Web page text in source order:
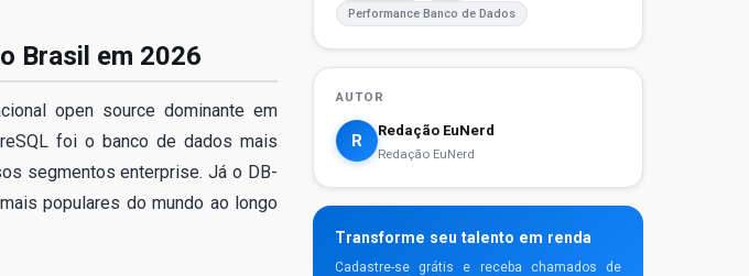
Brasil em 2026
open source dominante em
foi o banco de dados mais
segmentos enterprise. Já o DB-
populares do mundo ao longo
Performance Banco de Dados
AUTOR
R
Redação EuNerd
Redação EuNerd
Transforme seu talento em renda
Cadastre-se grátis e receba chamados de